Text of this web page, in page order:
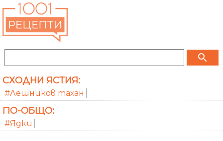
search
СХОДНИ ЯСТИЯ:
#Лешников тахан
ПО-ОБЩО:
#Ядки